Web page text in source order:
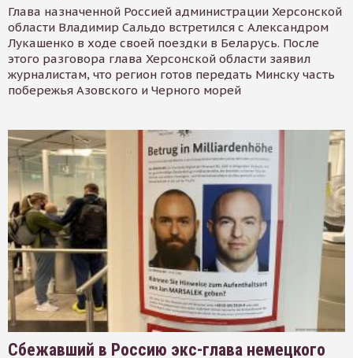
Глава назначенной Россией администрации Херсонской
области Владимир Сальдо встретился с Александром
Лукашенко в ходе своей поездки в Беларусь. После
этого разговора глава Херсонской области заявил
журналистам, что регион готов передать Минску часть
побережья Азовского и Черного морей
Сбежавший в Россию экс-глава немецкого